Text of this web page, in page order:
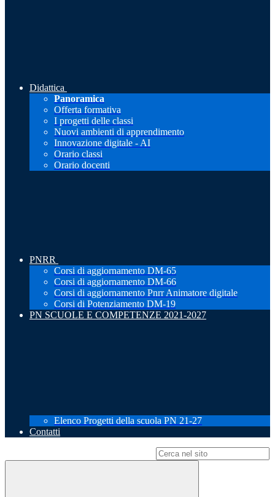
Didattica
Panoramica
Offerta formativa
I progetti delle classi
Nuovi ambienti di apprendimento
Innovazione digitale - AI
Orario classi
Orario docenti
PNRR
Corsi di aggiornamento DM-65
Corsi di aggiornamento DM-66
Corsi di aggiornamento Pnrr Animatore digitale
Corsi di Potenziamento DM-19
PN SCUOLE E COMPETENZE 2021-2027
Elenco Progetti della scuola PN 21-27
Contatti